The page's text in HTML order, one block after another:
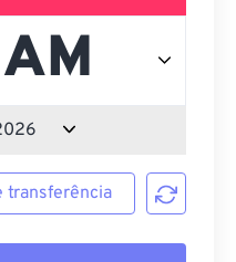
transferência